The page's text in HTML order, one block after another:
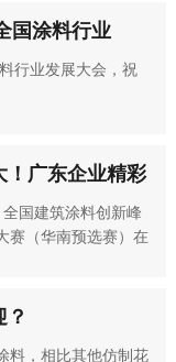
国涂料行业
行业发展大会，祝
！广东企业精彩
国建筑涂料创新峰
赛（华南预选赛）在
？
料，相比其他仿制花